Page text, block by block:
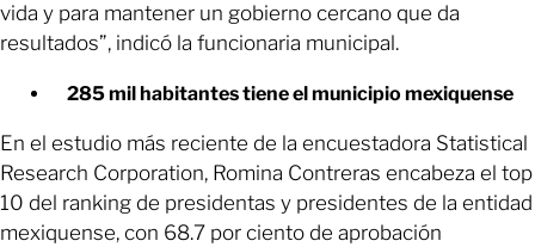
vida y para mantener un gobierno cercano que da
resultados”, indicó la funcionaria municipal.
285 mil habitantes tiene el municipio mexiquense
En el estudio más reciente de la encuestadora Statistical
Research Corporation, Romina Contreras encabeza el top
10 del ranking de presidentas y presidentes de la entidad
mexiquense, con 68.7 por ciento de aprobación